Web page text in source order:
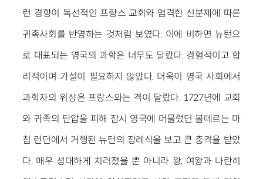
런 경향이 독선적인 프랑스 교회와 엄격한 신분제에 따른
귀족사회를 반영하는 것처럼 보였다. 이에 비하면 뉴턴으
로 대표되는 영국의 과학은 너무도 달랐다. 경험적이고 합
리적이며 가설이 필요하지 않았다. 더욱이 영국 사회에서
과학자의 위상은 프랑스와는 격이 달랐다. 1727년에 교회
와 귀족의 탄압을 피해 잠시 영국에 머물렀던 볼떼르는 마
침 런던에서 거행된 뉴턴의 장례식을 보고 큰 충격을 받았
다. 매우 성대하게 치러졌을 뿐 아니라 왕, 여왕과 나란히